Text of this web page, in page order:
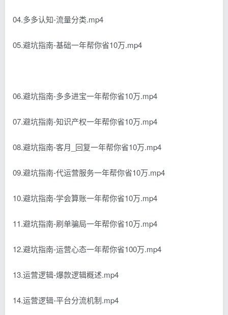
04.多多认知-流量分类.mp4
05.避坑指南-基础一年帮你省10万.mp4
06.避坑指南-多多进宝一年帮你省10万.mp4
07.避坑指南-知识产权一年帮你省10万.mp4
08.避坑指南-客月_回复一年帮你省10万.mp4
09.避坑指南-代运营服务一年帮你省10万.mp4
10.避坑指南-学会算账一年帮你省10万.mp4
11.避坑指南-刷单骗局一年帮你省10万.mp4
12.避坑指南-运营心态一年帮你省100万.mp4
13.运营逻辑-爆款逻辑概述.mp4
14.运营逻辑-平台分流机制.mp4